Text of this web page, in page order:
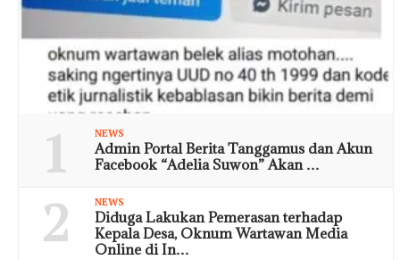
1 NEWS
Admin Portal Berita Tanggamus dan Akun
Facebook “Adelia Suwon” Akan …
2 NEWS
Diduga Lakukan Pemerasan terhadap
Kepala Desa, Oknum Wartawan Media
Online di In…